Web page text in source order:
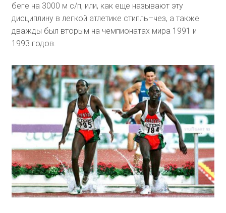
беге на 3000 м с/п, или, как еще называют эту
дисциплину в легкой атлетике стипль–чез, а также
дважды был вторым на чемпионатах мира 1991 и
1993 годов.